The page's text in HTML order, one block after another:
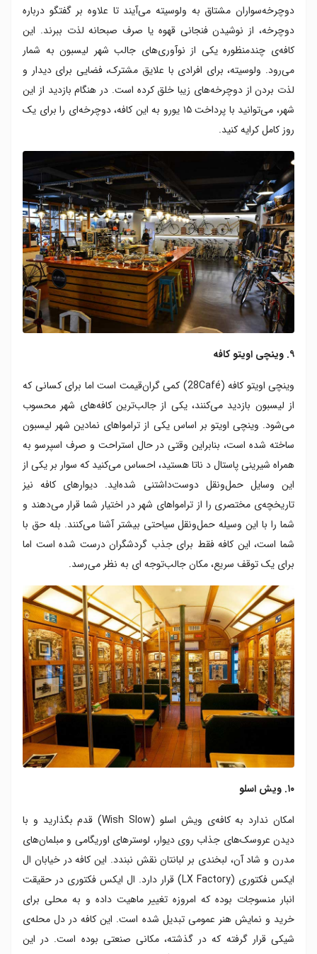
دوچرخه‌سواران مشتاق به ولوسیته می‌آیند تا علاوه بر گفتگو درباره
دوچرخه، از نوشیدن فنجانی قهوه یا صرف صبحانه لذت ببرند. این
کافه‌ی چندمنظوره یکی از نوآوری‌های جالب شهر لیسبون به شمار
می‌رود. ولوسیته، برای افرادی با علایق مشترک، فضایی برای دیدار و
لذت بردن از دوچرخه‌های زیبا خلق کرده است. در هنگام بازدید از این
شهر، می‌توانید با پرداخت ۱۵ یورو به این کافه، دوچرخه‌ای را برای یک
روز کامل کرایه کنید.
۹. وینچی اویتو کافه
وینچی اویتو کافه (28Café) کمی گران‌قیمت است اما برای کسانی که
از لیسبون بازدید می‌کنند، یکی از جالب‌ترین کافه‌های شهر محسوب
می‌شود. وینچی اویتو بر اساس یکی از ترامواهای نمادین شهر لیسبون
ساخته شده است، بنابراین وقتی در حال استراحت و صرف اسپرسو به
همراه شیرینی پاستال د ناتا هستید، احساس می‌کنید که سوار بر یکی از
این وسایل حمل‌ونقل دوست‌داشتنی شده‌اید. دیوارهای کافه نیز
تاریخچه‌ی مختصری را از ترامواهای شهر در اختیار شما قرار می‌دهند و
شما را با این وسیله حمل‌ونقل سیاحتی بیشتر آشنا می‌کنند. بله حق با
شما است، این کافه فقط برای جذب گردشگران درست شده است اما
برای یک توقف سریع، مکان جالب‌توجه ای به نظر می‌رسد.
۱۰. ویش اسلو
امکان ندارد به کافه‌‌ی ویش اسلو (Wish Slow) قدم بگذارید و با
دیدن عروسک‌های جذاب روی دیوار، لوسترهای اوریگامی و مبلمان‌های
مدرن و شاد آن، لبخندی بر لبانتان نقش نبندد. این کافه در خیابان ال
ایکس فکتوری (LX Factory) قرار دارد. ال ایکس فکتوری در حقیقت
انبار منسوجات بوده که امروزه تغییر ماهیت داده و به محلی برای
خرید و نمایش هنر عمومی تبدیل شده است. این کافه در دل محله‌ی
شیکی قرار گرفته که در گذشته، مکانی صنعتی بوده است. در این